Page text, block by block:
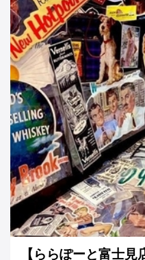
【ららぽーと富士